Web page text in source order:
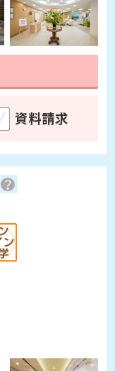
資料請求